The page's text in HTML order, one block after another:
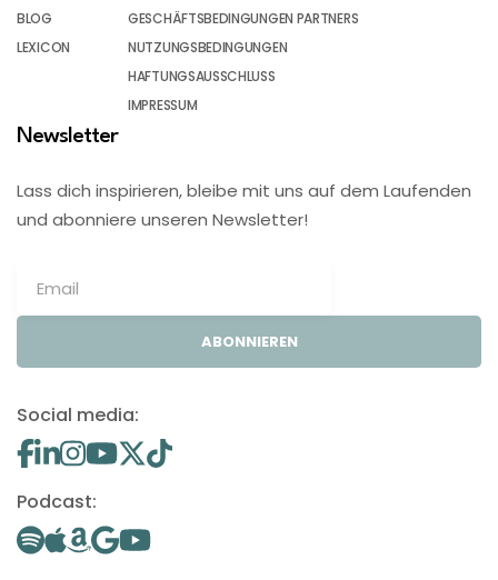
BLOG
LEXICON
GESCHÄFTSBEDINGUNGEN PARTNERS
NUTZUNGSBEDINGUNGEN
HAFTUNGSAUSSCHLUSS
IMPRESSUM
Newsletter
Lass dich inspirieren, bleibe mit uns auf dem Laufenden
und abonniere unseren Newsletter!
ABONNIEREN
Social media:
Podcast: